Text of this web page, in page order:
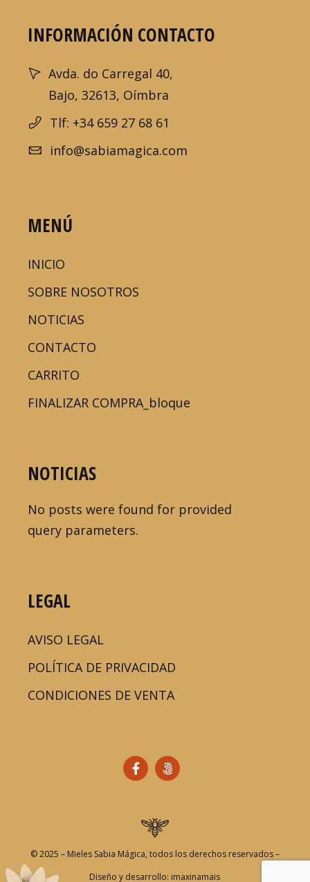
INFORMACIÓN CONTACTO
Avda. do Carregal 40,
Bajo, 32613, Oímbra
Tlf: +34 659 27 68 61
info@sabiamagica.com
MENÚ
INICIO
SOBRE NOSOTROS
NOTICIAS
CONTACTO
CARRITO
FINALIZAR COMPRA_bloque
NOTICIAS
No posts were found for provided
query parameters.
LEGAL
AVISO LEGAL
POLÍTICA DE PRIVACIDAD
CONDICIONES DE VENTA
© 2025 – Mieles Sabia Mágica, todos los derechos reservados –
Diseño y desarrollo: imaxinamais